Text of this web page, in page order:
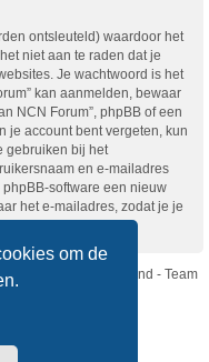
om de
ontsleuteld) waardoor het
niet aan te raden dat je
Je wachtwoord is het
kan aanmelden, bewaar
NCN Forum”, phpBB of een
je account bent vergeten, kun
gebruiken bij het
en e-mailadres
software een nieuw
het e-mailadres, zodat je je
Nikon Club Nederland - Team